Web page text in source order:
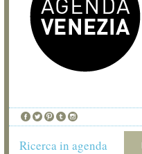
Ricerca in agenda